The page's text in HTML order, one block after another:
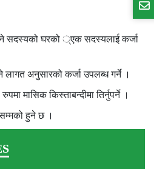
सदस्यको घरको ्एक सदस्यलाई कर्जा
लागत अनुसारको कर्जा उपलब्ध गर्ने ।
मासिक किस्ताबन्दीमा तिर्नुपर्ने ।
सम्मको हुने छ ।